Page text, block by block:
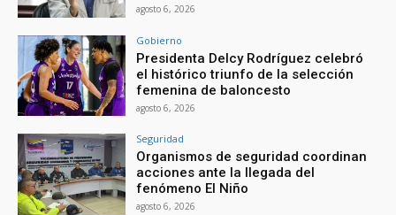
agosto 6, 2026
Gobierno
Presidenta Delcy Rodríguez celebró
el histórico triunfo de la selección
femenina de baloncesto
agosto 6, 2026
Seguridad
Organismos de seguridad coordinan
acciones ante la llegada del
fenómeno El Niño
agosto 6, 2026